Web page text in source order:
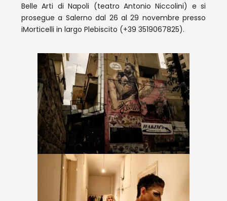
Belle Arti di Napoli (teatro Antonio Niccolini) e si
prosegue a Salerno dal 26 al 29 novembre presso
iMorticelli in largo Plebiscito ‪(+39 3519067825‬).